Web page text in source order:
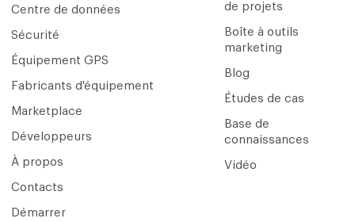
Centre de données
Sécurité
Équipement GPS
Fabricants d'équipement
Marketplace
Développeurs
À propos
Contacts
Démarrer
de projets
Boîte à outils
marketing
Blog
Études de cas
Base de
connaissances
Vidéo